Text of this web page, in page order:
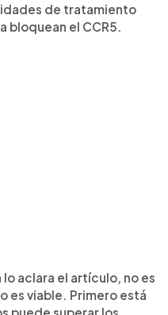
de tratamiento
bloquean el CCR5.
aclara el artículo, no es
es viable. Primero está